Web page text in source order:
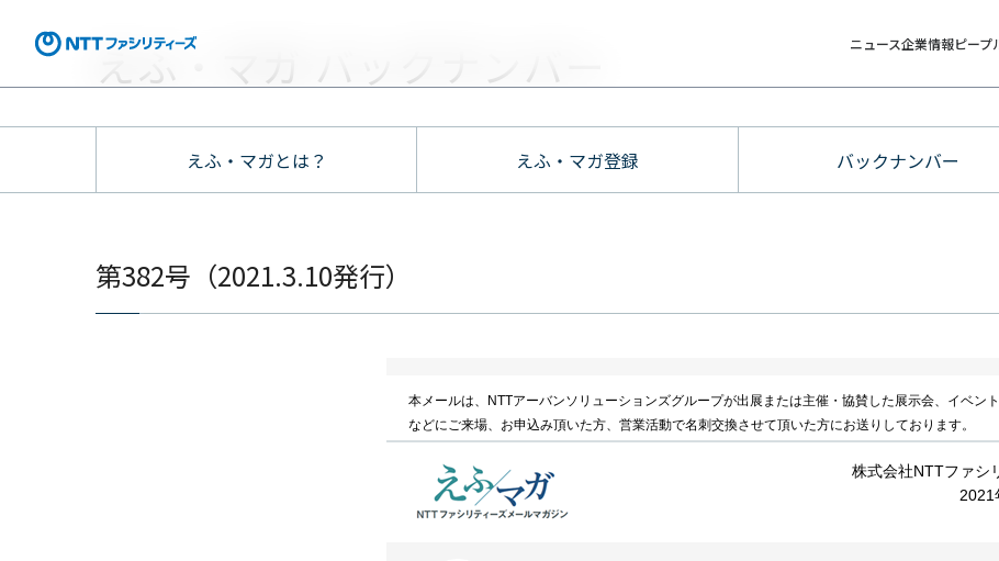
ニュース企業情報ピープ
えふ・マガ バックナンバー
えふ・マガとは？ えふ・マガ登録 バックナンバー
第382号（2021.3.10発行）
本メールは、NTTアーバンソリューションズグループが出展または主催・協賛した展示会、イベン
などにご来場、お申込み頂いた方、営業活動で名刺交換させて頂いた方にお送りしております。
株式会社NTTファシ
2021